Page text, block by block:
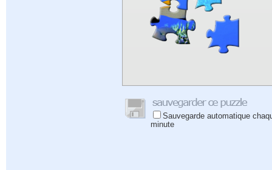
Sauvegarde automatique
minute